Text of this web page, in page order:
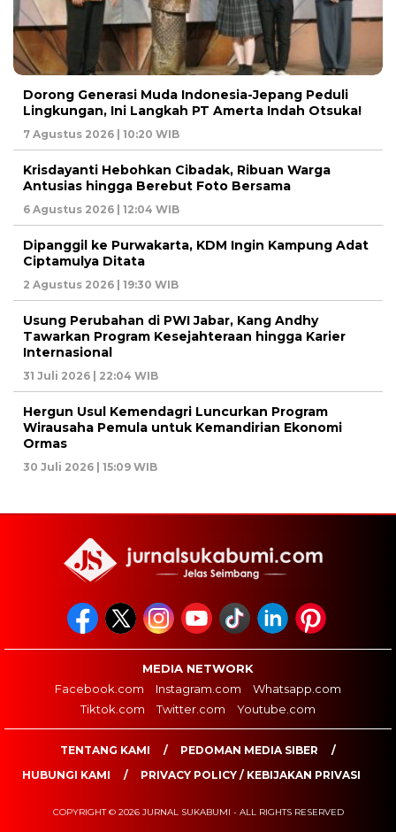
Dorong Generasi Muda Indonesia-Jepang Peduli
Lingkungan, Ini Langkah PT Amerta Indah Otsuka!
7 Agustus 2026 | 10:20 WIB
Krisdayanti Hebohkan Cibadak, Ribuan Warga
Antusias hingga Berebut Foto Bersama
6 Agustus 2026 | 12:04 WIB
Dipanggil ke Purwakarta, KDM Ingin Kampung Adat
Ciptamulya Ditata
2 Agustus 2026 | 19:30 WIB
Usung Perubahan di PWI Jabar, Kang Andhy
Tawarkan Program Kesejahteraan hingga Karier
Internasional
31 Juli 2026 | 22:04 WIB
Hergun Usul Kemendagri Luncurkan Program
Wirausaha Pemula untuk Kemandirian Ekonomi
Ormas
30 Juli 2026 | 15:09 WIB
MEDIA NETWORK
Facebook.com
Instagram.com
Whatsapp.com
Tiktok.com
Twitter.com Youtube.com
TENTANG KAMI
PEDOMAN MEDIA SIBER
HUBUNGI KAMI
PRIVACY POLICY / KEBIJAKAN PRIVASI
COPYRIGHT © 2026 JURNAL SUKABUMI - ALL RIGHTS RESERVED